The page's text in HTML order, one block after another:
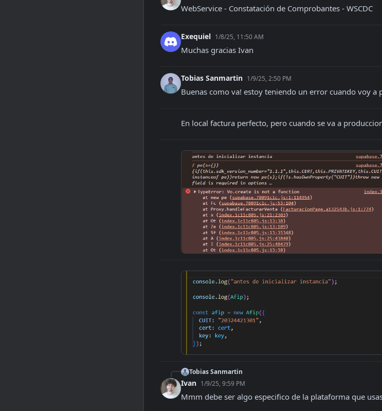
WebService - Constatación de Comprobantes - WSCDC
Exequiel 1/8/25, 11:50 AM
Muchas gracias Ivan
Tobias Sanmartin 1/9/25, 2:50 PM
Buenas como va! estoy teniendo un error cuando voy a
En local factura perfecto, pero cuando se va a
Tobias Sanmartin
Ivan 1/9/25, 9:59 PM
Mmm debe ser algo especifico de la plataforma que